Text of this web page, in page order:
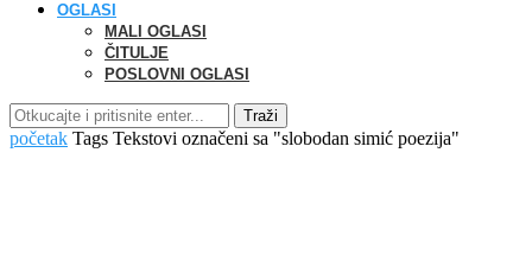
OGLASI
MALI OGLASI
ČITULJE
POSLOVNI OGLASI
Traži
početak Tags Tekstovi označeni sa "slobodan simić poezija"